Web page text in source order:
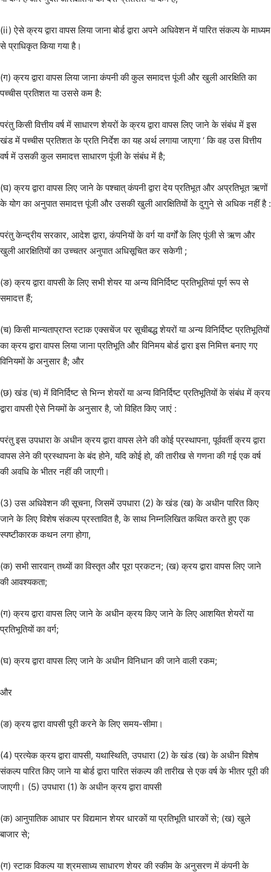
(ii) ऐसे क्रय द्वारा वापस लिया जाना बोर्ड द्वारा अपने अधिवेशन में पारित संकल्प के माध्यम
से प्राधिकृत किया गया है।
(ग) क्रय द्वारा वापस लिया जाना कंपनी की कुल समादत्त पूंजी और खुली आरक्षिति का
पच्चीस प्रतिशत या उससे कम है:
परंतु किसी वित्तीय वर्ष में साधारण शेयरों के क्रय द्वारा वापस लिए जाने के संबंध में इस
खंड में पच्चीस प्रतिशत के प्रति निर्देश का यह अर्थ लगाया जाएगा ‘ कि वह उस वित्तीय
वर्ष में उसकी कुल समादत्त साधारण पूंजी के संबंध में है;
(घ) क्रय द्वारा वापस लिए जाने के पश्चात् कंपनी द्वारा देय प्रतिभूत और अप्रतिभूत ऋणों
के योग का अनुपात समादत्त पूंजी और उसकी खुली आरक्षितियों के दुगुने से अधिक नहीं है :
परंतु केन्द्रीय सरकार, आदेश द्वारा, कंपनियों के वर्ग या वर्गों के लिए पूंजी से ऋण और
खुली आरक्षितियों का उच्चतर अनुपात अधिसूचित कर सकेगी ;
(ङ) क्रय द्वारा वापसी के लिए सभी शेयर या अन्य विनिर्दिष्ट प्रतिभूतियां पूर्ण रूप से
समादत्त हैं;
(च) किसी मान्यताप्राप्त स्टाक एक्सचेंज पर सूचीबद्ध शेयरों या अन्य विनिर्दिष्ट प्रतिभूतियों
का क्रय द्वारा वापस लिया जाना प्रतिभूति और विनिमय बोर्ड द्वारा इस निमित्त बनाए गए
विनियमों के अनुसार है; और
(छ) खंड (च) में विनिर्दिष्ट से भिन्न शेयरों या अन्य विनिर्दिष्ट प्रतिभूतियों के संबंध में क्रय
द्वारा वापसी ऐसे नियमों के अनुसार है, जो विहित किए जाएं :
परंतु इस उपधारा के अधीन क्रय द्वारा वापस लेने की कोई प्रस्थापना, पूर्ववर्ती क्रय द्वारा
वापस लेने की प्रस्थापना के बंद होने, यदि कोई हो, की तारीख से गणना की गई एक वर्ष
की अवधि के भीतर नहीं की जाएगी।
(3) उस अधिवेशन की सूचना, जिसमें उपधारा (2) के खंड (ख) के अधीन पारित किए
जाने के लिए विशेष संकल्प प्रस्तावित है, के साथ निम्नलिखित कथित करते हुए एक
स्पष्टीकारक कथन लगा होगा,
(क) सभी सारवान् तथ्यों का विस्तृत और पूरा प्रकटन; (ख) क्रय द्वारा वापस लिए जाने
की आवश्यकता;
(ग) क्रय द्वारा वापस लिए जाने के अधीन क्रय किए जाने के लिए आशयित शेयरों या
प्रतिभूतियों का वर्ग;
(घ) क्रय द्वारा वापस लिए जाने के अधीन विनिधान की जाने वाली रकम;
और
(ङ) क्रय द्वारा वापसी पूरी करने के लिए समय-सीमा।
(4) प्रत्येक क्रय द्वारा वापसी, यथास्थिति, उपधारा (2) के खंड (ख) के अधीन विशेष
संकल्प पारित किए जाने या बोर्ड द्वारा पारित संकल्प की तारीख से एक वर्ष के भीतर पूरी की
जाएगी। (5) उपधारा (1) के अधीन क्रय द्वारा वापसी
(क) आनुपातिक आधार पर विद्यमान शेयर धारकों या प्रतिभूति धारकों से; (ख) खुले
बाजार से;
(ग) स्टाक विकल्प या श्रमसाध्य साधारण शेयर की स्कीम के अनुसरण में कंपनी के